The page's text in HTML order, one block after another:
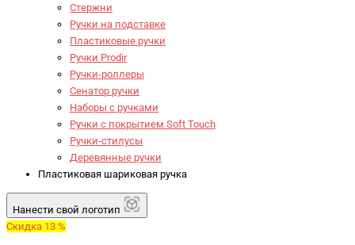
Стержни
Ручки на подставке
Пластиковые ручки
Ручки Prodir
Ручки-роллеры
Сенатор ручки
Наборы с ручками
Ручки с покрытием Soft Touch
Ручки-стилусы
Деревянные ручки
Пластиковая шариковая ручка
Нанести свой логотип
Скидка 13 %